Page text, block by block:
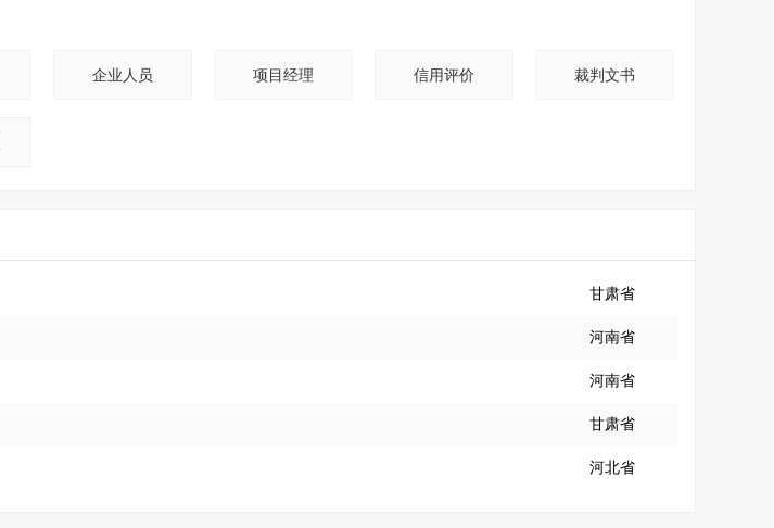
企业人员 项目经理 信用评价 裁判文书
甘肃省
河南省
河南省
甘肃省
河北省